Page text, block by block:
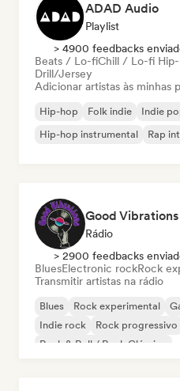
ADAD Audio
Playlist
> 4900 feedbacks
Beats / Lo-fiChill / Lo-fi
Drill/Jersey
Adicionar artistas às minhas
Hip-hop Folk indie Indie
Hip-hop instrumental
Rap
Good
Rádio
> 2900 feedbacks
BluesElectronic rockRock
Transmitir artistas na rádio
Blues Rock experimental
Indie rock
Rock progressivo
Rock & Roll / Rock Clássico